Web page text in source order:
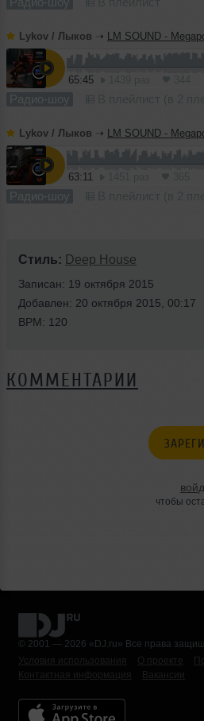
Lykov / Лыков ➝ LM SOUND - Megapolis
65:45
Радио-шоу
Lykov / Лыков ➝ LM SOUND - Megapolis
63:11
Радио-шоу
Стиль: Deep House
Записан: 19 октября 2015
Добавлен: 20 октября 2015, 00:17
BPM: 120
КОММЕНТАРИИ
чтобы
© 2001 — 2026 «DJ.ru» Все права
Условия использования
О проекте
Контактная информация
Вакансии